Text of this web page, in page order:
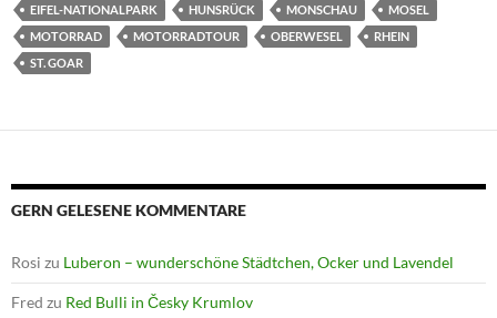
EIFEL-NATIONALPARK
HUNSRÜCK MONSCHAU
MOSEL
MOTORRAD
MOTORRADTOUR OBERWESEL
RHEIN
ST. GOAR
GERN GELESENE KOMMENTARE
Rosi zu Luberon – wunderschöne Städtchen, Ocker und Lavendel
Fred zu Red Bulli in Česky Krumlov